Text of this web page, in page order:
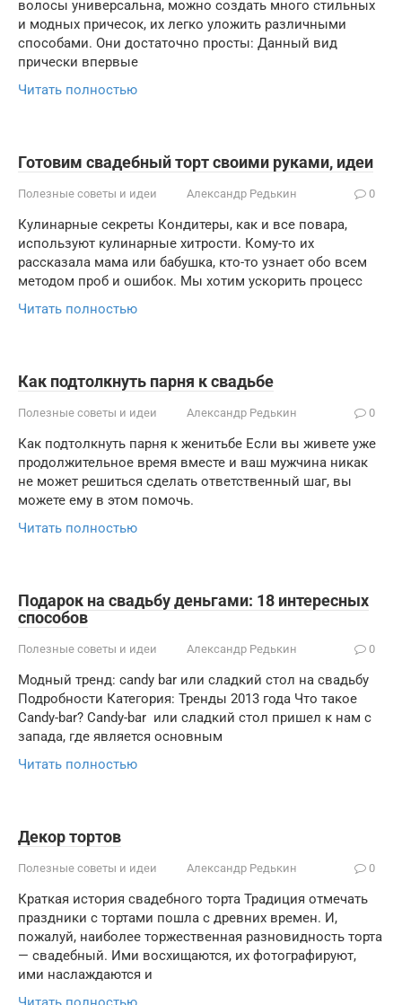
волосы универсальна, можно создать много стильных
и модных причесок, их легко уложить различными
способами. Они достаточно просты: Данный вид
прически впервые
Читать полностью
Готовим свадебный торт своими руками, идеи
Полезные советы и идеи Александр Редькин 0
Кулинарные секреты Кондитеры, как и все повара,
используют кулинарные хитрости. Кому-то их
рассказала мама или бабушка, кто-то узнает обо всем
методом проб и ошибок. Мы хотим ускорить процесс
Читать полностью
Как подтолкнуть парня к свадьбе
Полезные советы и идеи Александр Редькин 0
Как подтолкнуть парня к женитьбе Если вы живете уже
продолжительное время вместе и ваш мужчина никак
не может решиться сделать ответственный шаг, вы
можете ему в этом помочь.
Читать полностью
Подарок на свадьбу деньгами: 18 интересных
способов
Полезные советы и идеи Александр Редькин 0
Модный тренд: candy bar или сладкий стол на свадьбу
Подробности Категория: Тренды 2013 года Что такое
Candy-bar? Candy-bar или сладкий стол пришел к нам с
запада, где является основным
Читать полностью
Декор тортов
Полезные советы и идеи Александр Редькин 0
Краткая история свадебного торта Традиция отмечать
праздники с тортами пошла с древних времен. И,
пожалуй, наиболее торжественная разновидность торта
— свадебный. Ими восхищаются, их фотографируют,
ими наслаждаются и